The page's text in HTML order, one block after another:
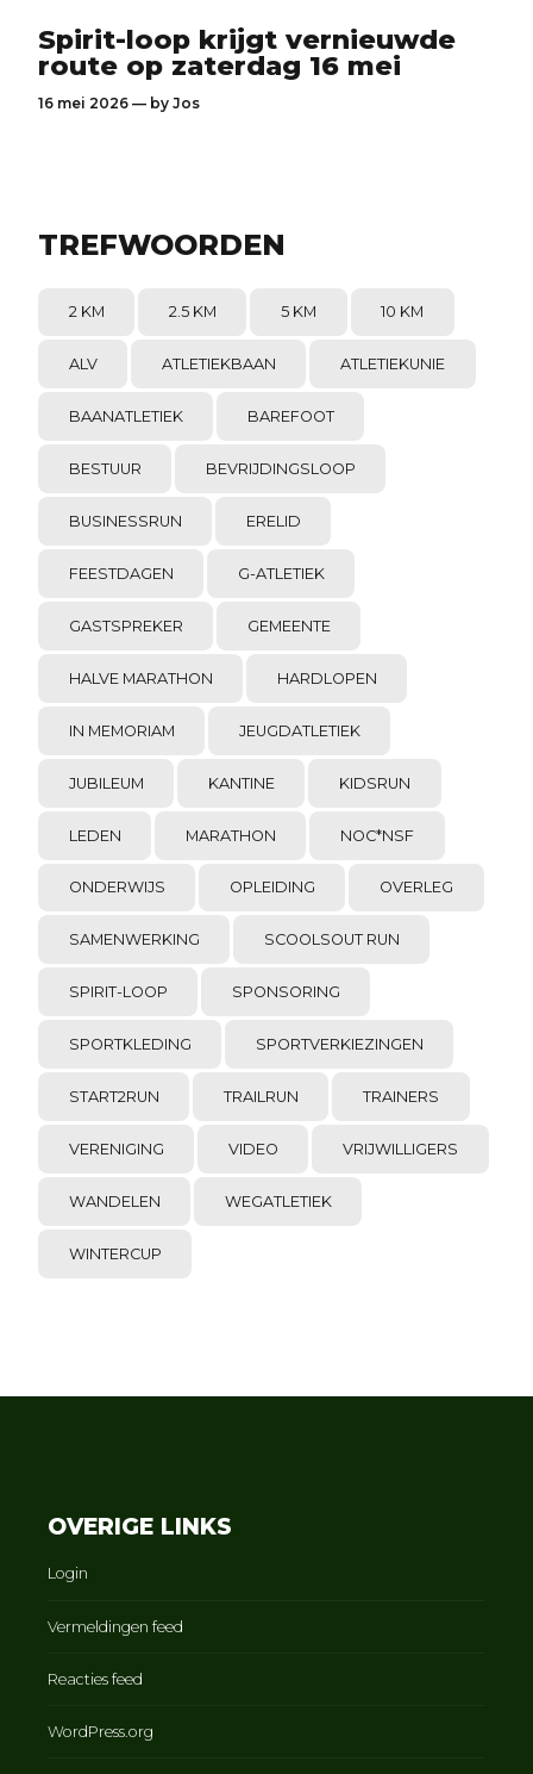
Spirit-loop krijgt vernieuwde
route op zaterdag 16 mei
16 mei 2026 — by Jos
TREFWOORDEN
2 KM 2.5 KM 5 KM 10 KM
ALV ATLETIEKBAAN ATLETIEKUNIE
BAANATLETIEK BAREFOOT
BESTUUR BEVRIJDINGSLOOP
BUSINESSRUN ERELID
FEESTDAGEN G-ATLETIEK
GASTSPREKER GEMEENTE
HALVE MARATHON HARDLOPEN
IN MEMORIAM JEUGDATLETIEK
JUBILEUM KANTINE KIDSRUN
LEDEN MARATHON NOC*NSF
ONDERWIJS OPLEIDING OVERLEG
SAMENWERKING SCOOLSOUT RUN
SPIRIT-LOOP SPONSORING
SPORTKLEDING SPORTVERKIEZINGEN
START2RUN TRAILRUN TRAINERS
VERENIGING VIDEO VRIJWILLIGERS
WANDELEN WEGATLETIEK
WINTERCUP
OVERIGE LINKS
Login
Vermeldingen feed
Reacties feed
WordPress.org